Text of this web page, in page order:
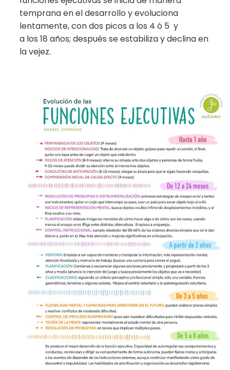
temprana en el desarrollo y evoluciona
lentamente, con dos picos a los 4 ó 5 y
a los 18 años; después se estabiliza y declina en
la vejez.